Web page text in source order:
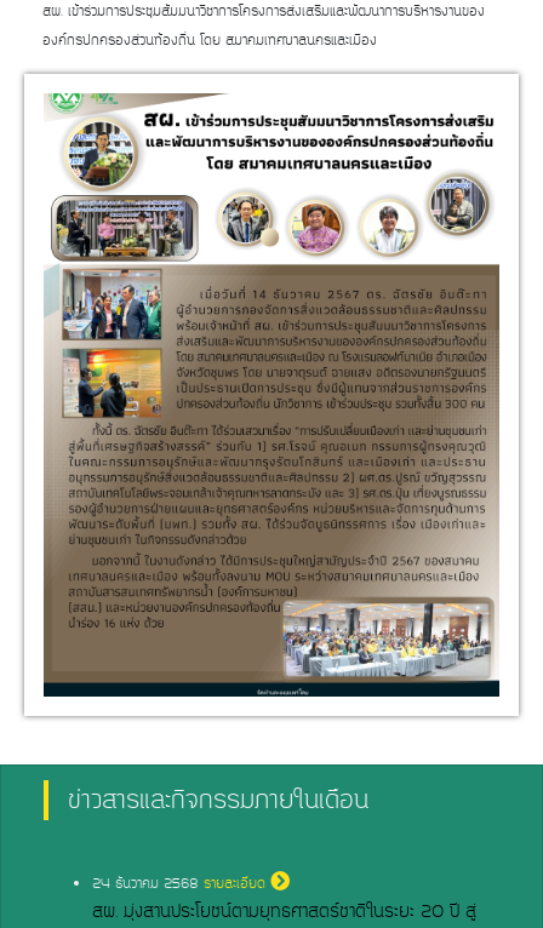
สผ. เข้าร่วมการประชุมสัมมนาวิชาการโครงการส่งเสริมและพัฒนาการบริหารงานของ
องค์กรปกครองส่วนท้องถิ่น โดย สมาคมเทศบาลนครและเมือง
ข่าวสารและกิจกรรมภายในเดือน
24 ธันวาคม 2568 รายละเอียด
สผ. มุ่งสานประโยชน์ตามยุทธศาสตร์ชาติในระยะ 20 ปี สู่